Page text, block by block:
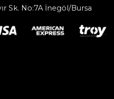
Sk. No:7A İnegöl/Bursa